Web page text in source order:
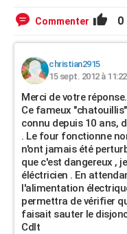
Commenter 0
christian2915
15 sept. 2012 à 11:22
Merci de votre réponse.
Ce fameux
connu depuis 10 ans,
. Le four fonctionne
n'ont jamais été
que c'est dangereux ,
éléctricien . En
l'alimentation
permettra de vérifier
faisait sauter le
Cdlt